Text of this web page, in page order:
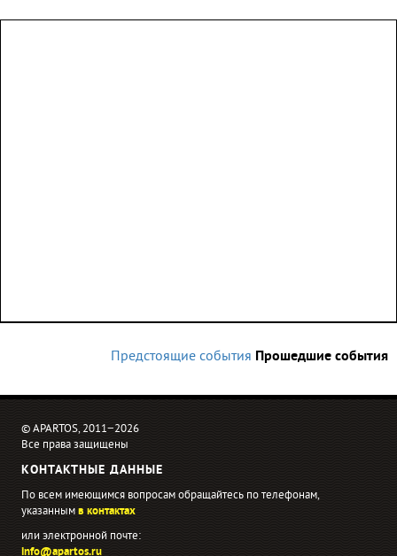
Предстоящие события Прошедшие события
© APARTOS, 2011−2026
Все права защищены
КОНТАКТНЫЕ ДАННЫЕ
По всем имеющимся вопросам обращайтесь по телефонам,
указаннымв контактах
или электронной почте:
info@apartos.ru